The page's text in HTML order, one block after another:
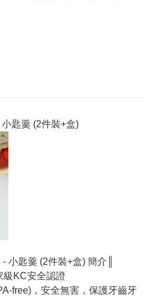
匙羹 (2件裝+盒)
小匙羹 (2件裝+盒) 簡介║
KC安全認證
free)，安全無害，保護牙齒牙